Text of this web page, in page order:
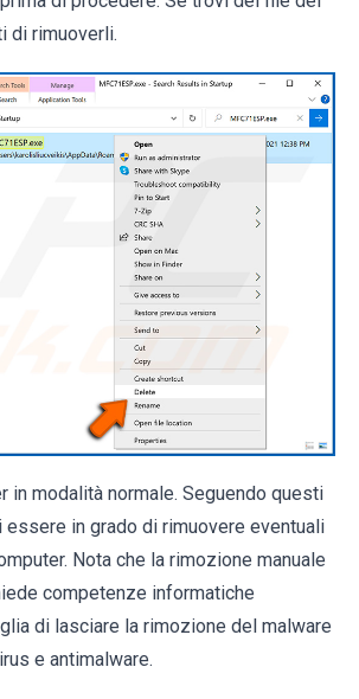
di rimuoverli.
in modalità normale. Seguendo questi
in grado di rimuovere eventuali
Nota che la rimozione manuale
competenze informatiche
di lasciare la rimozione del malware
e antimalware.